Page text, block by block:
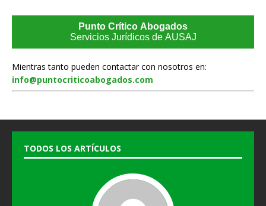
Punto Crítico Abogados
Servicios Jurídicos de AUSAJ
Mientras tanto pueden contactar con nosotros en:
info@puntocriticoabogados.com
TODOS LOS ARTÍCULOS